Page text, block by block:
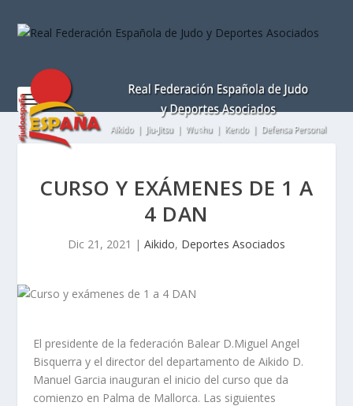
este
incluye
sistema
CURSO Y EXÁMENES DE 1 A
4 DAN
Dic 21, 2021 | Aikido, Deportes Asociados
El presidente de la federación Balear D.Miguel Angel
Bisquerra y el director del departamento de Aikido D.
Manuel Garcia inauguran el inicio del curso que da
comienzo en Palma de Mallorca. Las siguientes